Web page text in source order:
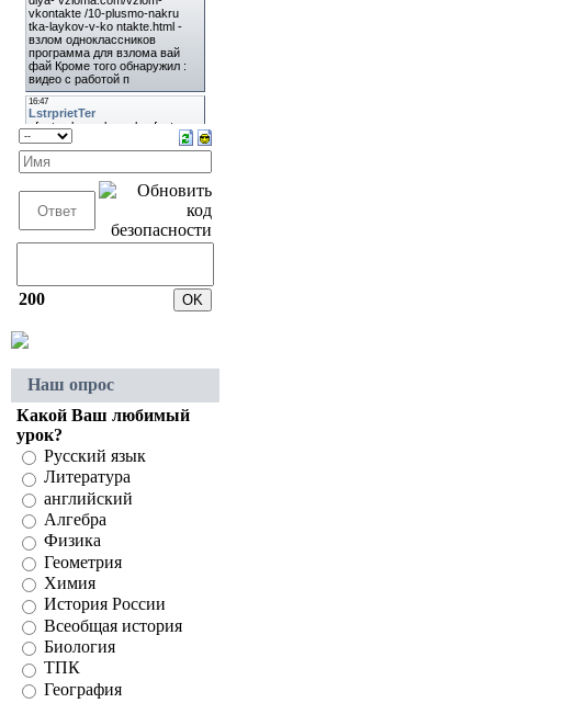
200
Наш опрос
Какой Ваш любимый
урок?
Русский язык
Литература
английский
Алгебра
Физика
Геометрия
Химия
История России
Всеобщая история
Биология
ТПК
География